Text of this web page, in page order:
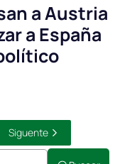
a Austria
a España
Siguente